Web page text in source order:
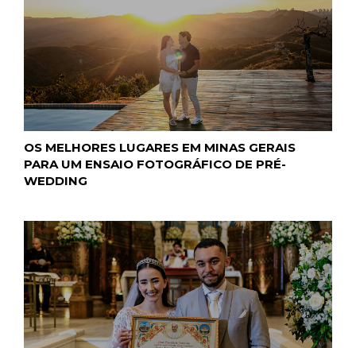
OS MELHORES LUGARES EM MINAS GERAIS
PARA UM ENSAIO FOTOGRÁFICO DE PRÉ-
WEDDING